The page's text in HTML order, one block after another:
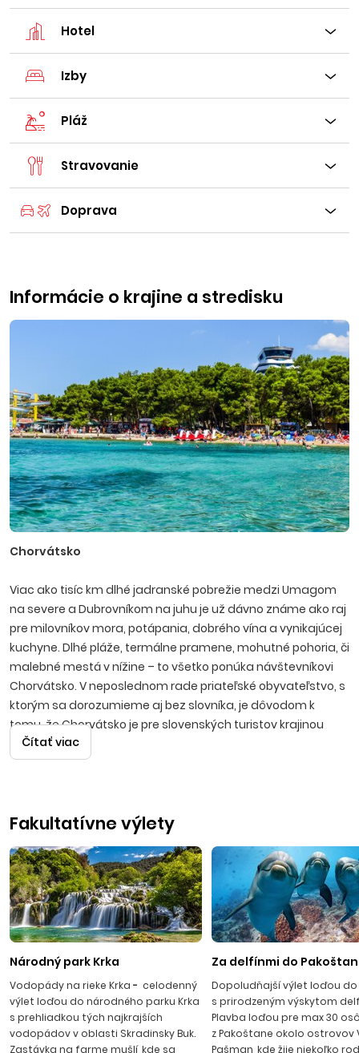
Hotel
Izby
Pláž
Stravovanie
Doprava
Informácie o krajine a stredisku
Chorvátsko
Viac ako tisíc km dlhé jadranské pobrežie medzi Umagom
na severe a Dubrovníkom na juhu je už dávno známe ako raj
pre milovníkov mora, potápania, dobrého vína a vynikajúcej
kuchyne. Dlhé pláže, termálne pramene, mohutné pohoria, či
malebné mestá v nížine – to všetko ponúka návštevníkovi
Chorvátsko. V neposlednom rade priateľské obyvateľstvo, s
ktorým sa dorozumieme aj bez slovníka, je dôvodom k
tomu, že Chorvátsko je pre slovenských turistov krajinou
číslo jeden.
sa rozprestiera v malebnej zátoke cca 10 km severne od
promenáde plnej obchodíkov a stánkov s ovocím, kaviarní a
barov, sa večer pri západe slnka mení na romantické
mestečko s kamennými uličkami. Nočný život ožíva večer v
rôznych kluboch, tanečných terasách a aj na známej
Haciende – diskotéke pod holým nebom.
Čítať viac
Fakultatívne výlety
Národný park Krka
Vodopády na rieke Krka - celodenný
výlet loďou do národného parku Krka
s prehliadkou tých najkrajších
vodopádov v oblasti Skradinsky Buk.
Zastávka na farme mušlí, kde sa
Za delfínmi do
Dopoludňajší výlet loďou
s prirodzeným výskytom
Plavba loďou pre max 30
z Pakoštane okolo ostrovov
Pašman, kde žije niekoľko